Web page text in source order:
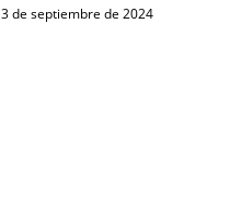
3 de septiembre de 2024